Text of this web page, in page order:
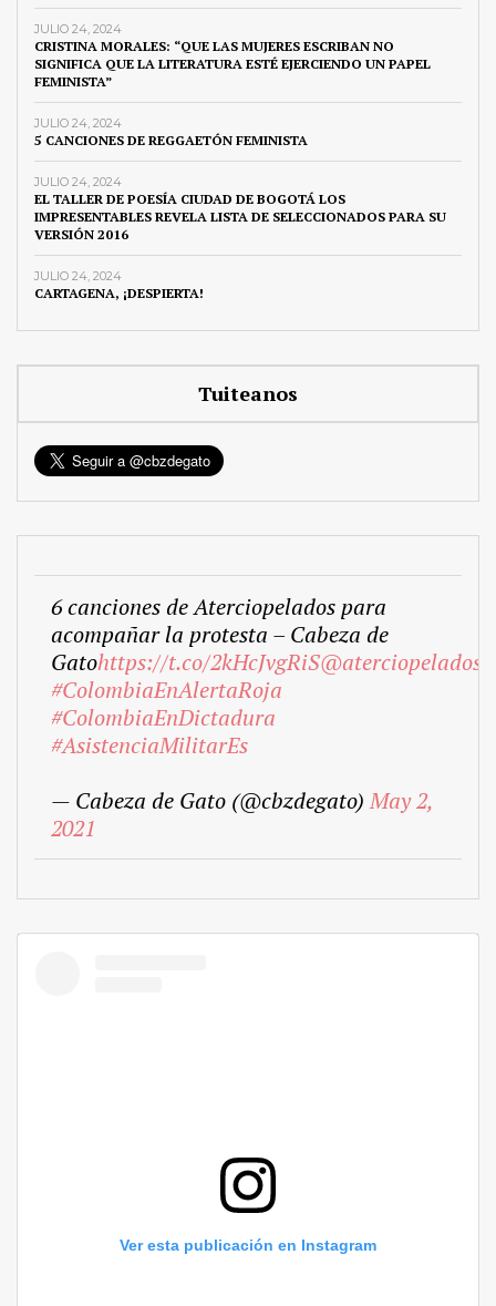
JULIO 24, 2024
CRISTINA MORALES: “QUE LAS MUJERES ESCRIBAN NO
SIGNIFICA QUE LA LITERATURA ESTÉ EJERCIENDO UN PAPEL
FEMINISTA”
JULIO 24, 2024
5 CANCIONES DE REGGAETÓN FEMINISTA
JULIO 24, 2024
EL TALLER DE POESÍA CIUDAD DE BOGOTÁ LOS
IMPRESENTABLES REVELA LISTA DE SELECCIONADOS PARA SU
VERSIÓN 2016
JULIO 24, 2024
CARTAGENA, ¡DESPIERTA!
Tuiteanos
6 canciones de Aterciopelados para
acompañar la protesta – Cabeza de
Gatohttps://t.co/2kHcJvgRiS@aterciopelados
#ColombiaEnAlertaRoja
#ColombiaEnDictadura
#AsistenciaMilitarEs
— Cabeza de Gato (@cbzdegato)May 2,
2021
Ver esta publicación en Instagram